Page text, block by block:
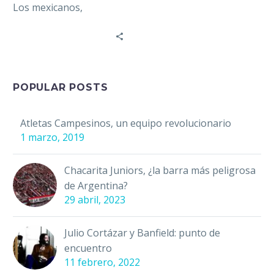
Los mexicanos,
POPULAR POSTS
Atletas Campesinos, un equipo revolucionario
1 marzo, 2019
Chacarita Juniors, ¿la barra más peligrosa
de Argentina?
29 abril, 2023
Julio Cortázar y Banfield: punto de
encuentro
11 febrero, 2022